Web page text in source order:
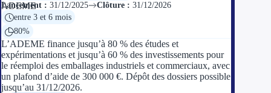
Lancement : 31/12/2025 Clôture : 31/12/2026
entre 3 et 6 mois
80%
L’ADEME finance jusqu’à 80 % des études et
expérimentations et jusqu’à 60 % des investissements pour
le réemploi des emballages industriels et commerciaux, avec
un plafond d’aide de 300 000 €. Dépôt des dossiers possible
jusqu’au 31/12/2026.